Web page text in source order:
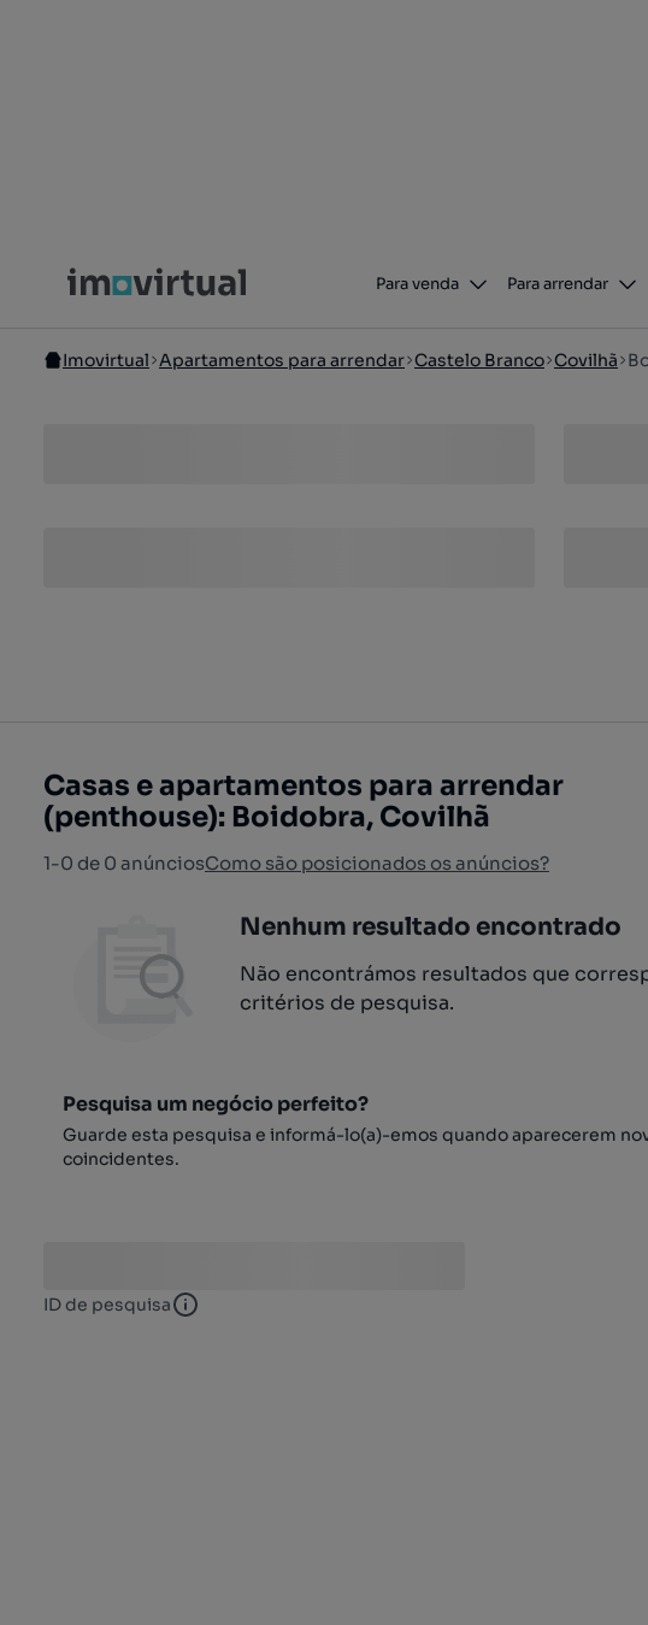
Para venda Para arrendar
Imovirtual Apartamentos para arrendar Castelo Branco Covilhã
Casas e apartamentos para arrendar
(penthouse): Boidobra, Covilhã
1-0 de 0 anúnciosComo são posicionados os anúncios?
Nenhum resultado encontrado
Não encontrámos resultados que
critérios de pesquisa.
Pesquisa um negócio perfeito?
Guarde esta pesquisa e informá-lo(a)-emos quando aparecerem
coincidentes.
ID de pesquisa ID de pesquisa